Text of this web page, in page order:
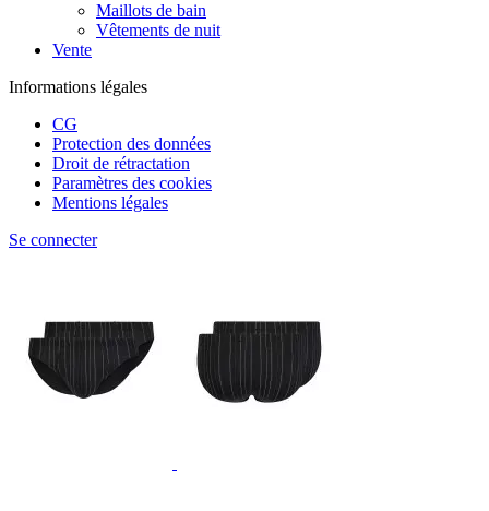
Maillots de bain
Vêtements de nuit
Vente
Informations légales
CG
Protection des données
Droit de rétractation
Paramètres des cookies
Mentions légales
Se connecter